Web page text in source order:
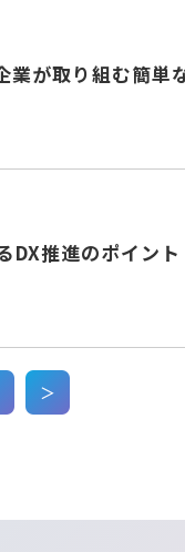
業が取り組む簡単
DX推進のポイント
＞